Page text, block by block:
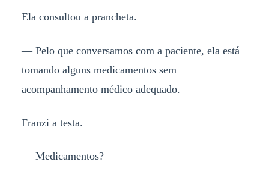
Ela consultou a prancheta.
— Pelo que conversamos com a paciente, ela está
tomando alguns medicamentos sem
acompanhamento médico adequado.
Franzi a testa.
— Medicamentos?